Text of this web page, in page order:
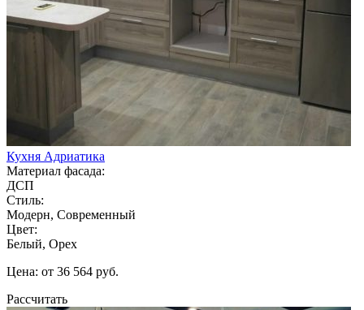
Кухня Адриатика
Материал фасада:
ДСП
Стиль:
Модерн, Современный
Цвет:
Белый, Орех
Цена: от 36 564 руб.
Рассчитать